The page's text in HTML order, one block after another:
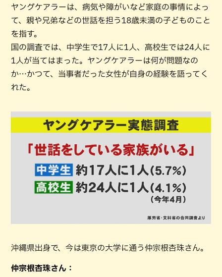
ヤングケアラーは、病気や障がいなど家庭の事情によっ
て、親や兄弟などの世話を担う18歳未満の子どものこと
を指す。
国の調査では、中学生で17人に1人、高校生では24人に
1人が当てはまった。ヤングケアラーは何が問題なの
か…かつて、当事者だった女性が自身の経験を語ってく
れた。
沖縄県出身で、今は東京の大学に通う仲宗根杏珠さん。
仲宗根杏珠さん：